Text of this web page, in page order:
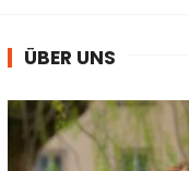
ÜBER UNS